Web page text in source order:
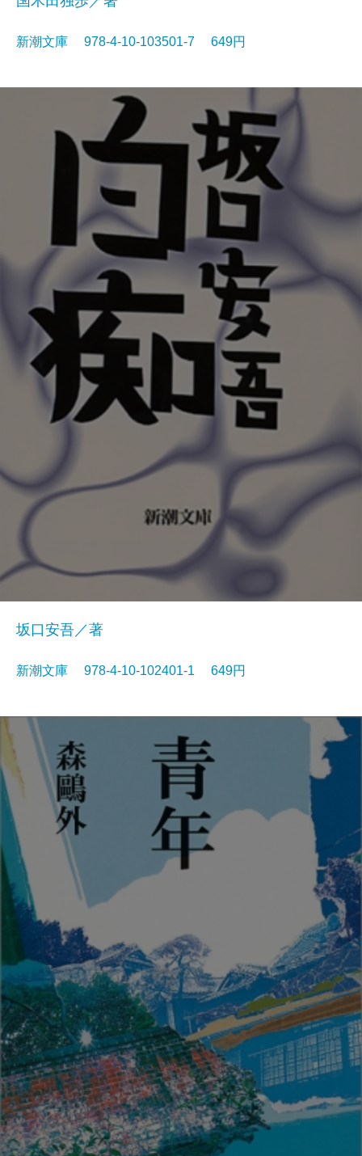
新潮文庫 978-4-10-103501-7 649円
坂口安吾／著
新潮文庫 978-4-10-102401-1 649円